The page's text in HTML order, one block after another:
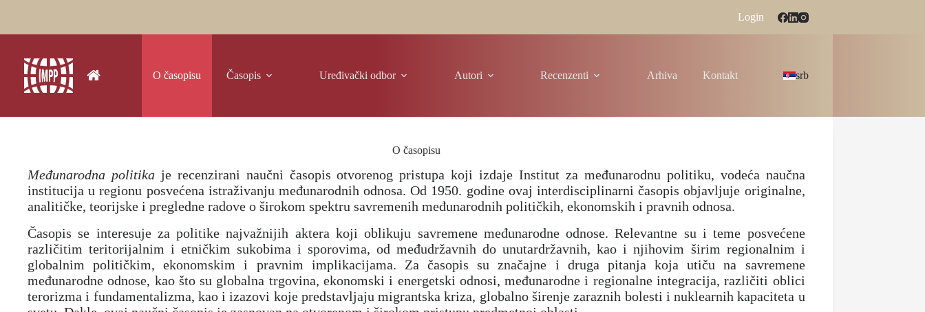
Login
O časopisu Časopis Uređivački odbor Autori Recenzenti Arhiva Kontakt srb
O časopisu
Međunarodna politikaje recenzirani naučni časopis otvorenog pristupa koji izdaje Institut za međunarodnu politiku, vodeća naučna
institucija u regionu posvećena istraživanju međunarodnih odnosa. Od 1950. godine ovaj interdisciplinarni časopis objavljuje originalne,
analitičke, teorijske i pregledne radove o širokom spektru savremenih međunarodnih političkih, ekonomskih i pravnih odnosa.
Časopis se interesuje za politike najvažnijih aktera koji oblikuju savremene međunarodne odnose. Relevantne su i teme posvećene
različitim teritorijalnim i etničkim sukobima i sporovima, od međudržavnih do unutardržavnih, kao i njihovim širim regionalnim i
globalnim političkim, ekonomskim i pravnim implikacijama. Za časopis su značajne i druga pitanja koja utiču na savremene
međunarodne odnose, kao što su globalna trgovina, ekonomski i energetski odnosi, međunarodne i regionalne integracija, različiti oblici
terorizma i fundamentalizma, kao i izazovi koje predstavljaju migrantska kriza, globalno širenje zaraznih bolesti i nuklearnih kapaciteta u